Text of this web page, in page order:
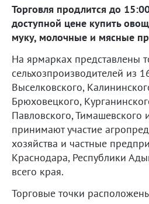
Торговля продлится до
доступной цене купить
муку, молочные и мясные
На ярмарках представлены
сельхозпроизводителей из
Выселковского,
Брюховецкого,
Павловского, Тимашевского
принимают участие
хозяйства и частные
Краснодара, Республики
всего края.
Торговые точки